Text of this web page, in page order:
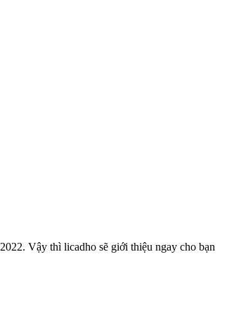
Vậy thì licadho sẽ giới thiệu ngay cho bạn